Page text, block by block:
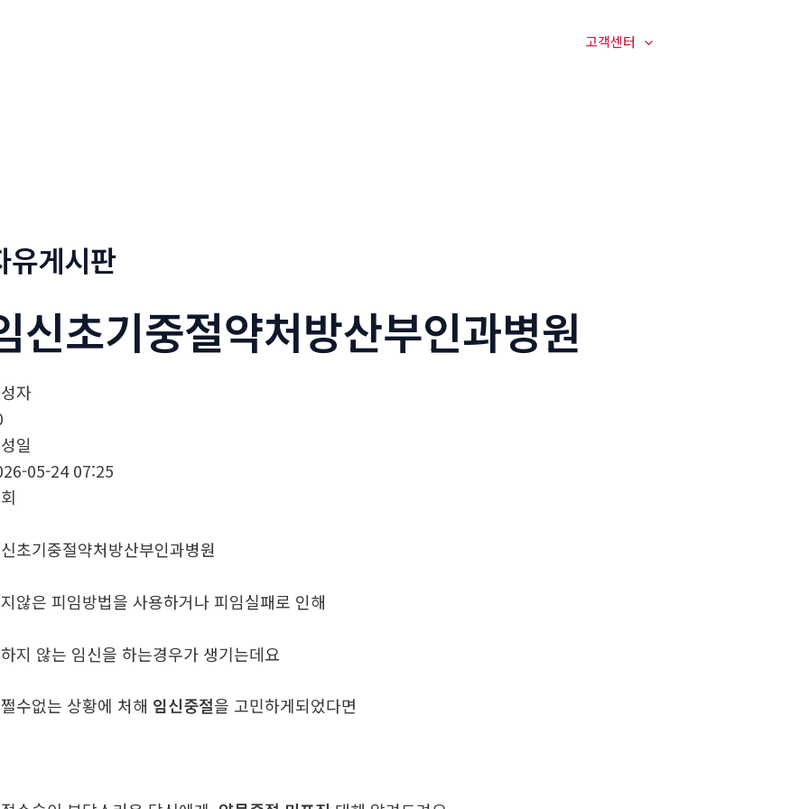
고객센터
유게시판
신초기중절약처방산부인과병원
자
일
05-24 07:25
초기중절약처방산부인과병원
않은 피임방법을 사용하거나 피임실패로 인해
지 않는 임신을 하는경우가 생기는데요
수없는 상황에 처해 임신중절을 고민하게되었다면